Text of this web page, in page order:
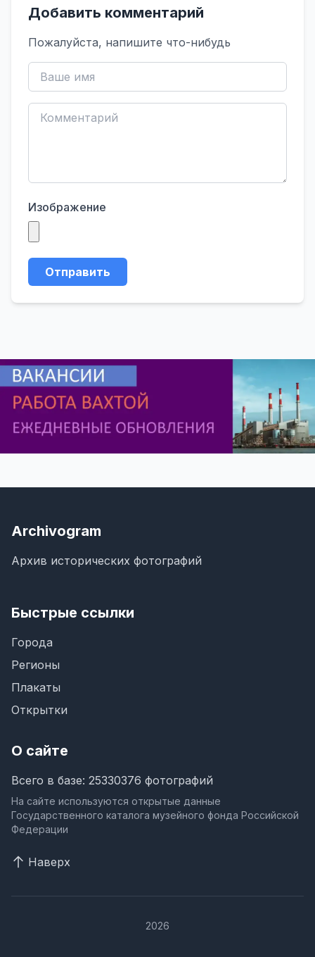
Добавить комментарий
Пожалуйста, напишите что-нибудь
Изображение
Отправить
Archivogram
Архив исторических фотографий
Быстрые ссылки
Города
Регионы
Плакаты
Открытки
О сайте
Всего в базе: 25330376 фотографий
На сайте используются открытые данные
Государственного каталога музейного фонда Российской
Федерации
Наверх
2026